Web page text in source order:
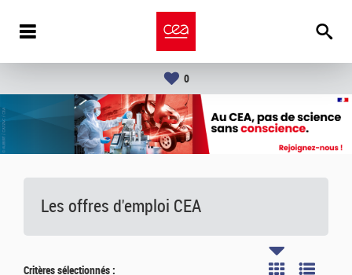
0
Les offres d'emploi CEA
Critères sélectionnés :